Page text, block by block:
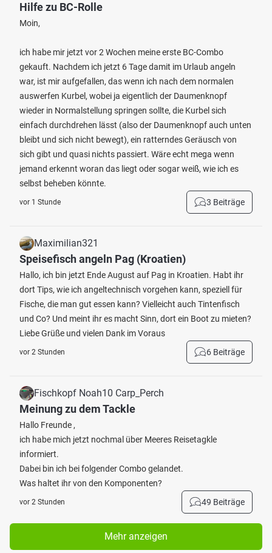
Hilfe zu BC-Rolle
Moin,
ich habe mir jetzt vor 2 Wochen meine erste BC-Combo
gekauft. Nachdem ich jetzt 6 Tage damit im Urlaub angeln
war, ist mir aufgefallen, das wenn ich nach dem normalen
auswerfen Kurbel, wobei ja eigentlich der Daumenknopf
wieder in Normalstellung springen sollte, die Kurbel sich
einfach durchdrehen lässt (also der Daumenknopf auch unten
bleibt und sich nicht bewegt), ein ratterndes Geräusch von
sich gibt und quasi nichts passiert. Wäre echt mega wenn
jemand erkennt woran das liegt oder sogar weiß, wie ich es
selbst beheben könnte.
vor 1 Stunde 3 Beiträge
Maximilian321
Speisefisch angeln Pag (Kroatien)
Hallo, ich bin jetzt Ende August auf Pag in Kroatien. Habt ihr
dort Tips, wie ich angeltechnisch vorgehen kann, speziell für
Fische, die man gut essen kann? Vielleicht auch Tintenfisch
und Co? Und meint ihr es macht Sinn, dort ein Boot zu mieten?
Liebe Grüße und vielen Dank im Voraus
vor 2 Stunden 6 Beiträge
Fischkopf Noah10 Carp_Perch
Meinung zu dem Tackle
Hallo Freunde ,
ich habe mich jetzt nochmal über Meeres Reisetagkle
informiert.
Dabei bin ich bei folgender Combo gelandet.
Was haltet ihr von den Komponenten?
vor 2 Stunden 49 Beiträge
Mehr anzeigen